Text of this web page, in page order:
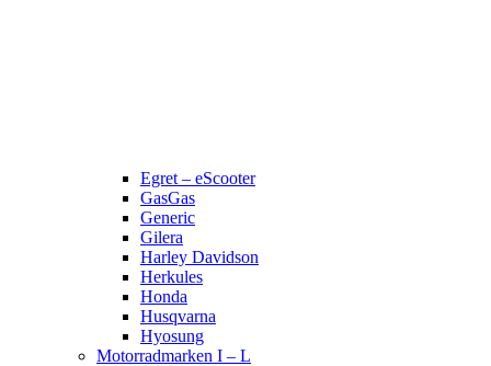
Egret – eScooter
GasGas
Generic
Gilera
Harley Davidson
Herkules
Honda
Husqvarna
Hyosung
Motorradmarken I – L